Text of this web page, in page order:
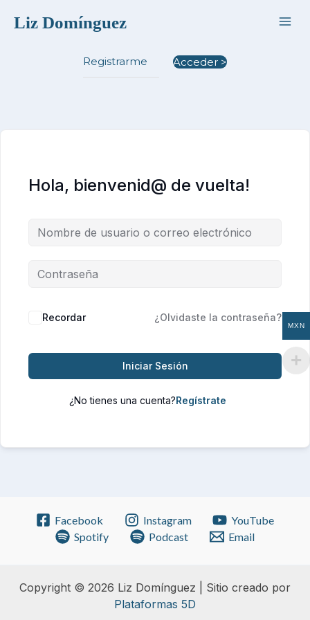
Liz Domínguez
Registrarme Acceder >
Hola, bienvenid@ de vuelta!
Recordar ¿Olvidaste la contraseña?
Iniciar Sesión
¿No tienes una cuenta?
Facebook Instagram
YouTube
Spotify
Podcast Email
Copyright © 2026 Liz Domínguez | Sitio creado por
Plataformas 5D
MXN